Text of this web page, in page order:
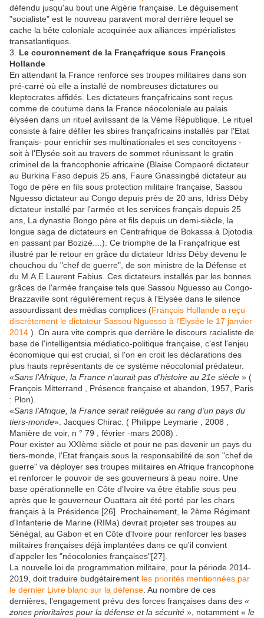
défendu jusqu'au bout une Algérie française. Le déguisement
"socialiste" est le nouveau paravent moral derrière lequel se
cache la bête coloniale acoquinée aux alliances impérialistes
transatlantiques.
3. Le couronnement de la Françafrique sous François
Hollande
En attendant la France renforce ses troupes militaires dans son
pré-carré où elle a installé de nombreuses dictatures ou
kleptocrates affidés. Les dictateurs françafricains sont reçus
comme de coutume dans la France néocoloniale au palais
élyséen dans un rituel avilissant de la Vème République. Le rituel
consiste à faire défiler les sbires françafricains installés par l'Etat
français- pour enrichir ses multinationales et ses concitoyens -
soit à l'Elysée soit au travers de sommet réunissant le gratin
criminel de la francophonie africaine (Blaise Compaoré dictateur
au Burkina Faso depuis 25 ans, Faure Gnassingbé dictateur au
Togo de père en fils sous protection militaire française, Sassou
Nguesso dictateur au Congo depuis près de 20 ans, Idriss Déby
dictateur installé par l'armée et les services français depuis 25
ans, La dynastie Bongo père et fils depuis un demi-siècle, la
longue saga de dictateurs en Centrafrique de Bokassa à Djotodia
en passant par Bozizé....). Ce triomphe de la Françafrique est
illustré par le retour en grâce du dictateur Idriss Déby devenu le
chouchou du "chef de guerre", de son ministre de la Défense et
du M.A.E Laurent Fabius. Ces dictateurs installés par les bonnes
grâces de l'armée française tels que Sassou Nguesso au Congo-
Brazzaville sont régulièrement reçus à l'Elysée dans le silence
assourdissant des médias complices (François Hollande a reçu
discrètement le dictateur Sassou Nguesso à l'Elysée le 17 janvier
2014 ). On aura vite compris que derrière le discours racialiste de
base de l'intelligentsia médiatico-politique française, c'est l'enjeu
économique qui est crucial, si l'on en croit les déclarations des
plus hauts représentants de ce système néocolonial prédateur.
«Sans l'Afrique, la France n'aurait pas d'histoire au 21e siècle » (
François Mitterrand , Présence française et abandon, 1957, Paris
: Plon).
«Sans l'Afrique, la France serait reléguée au rang d'un pays du
tiers-monde». Jacques Chirac. ( Philippe Leymarie , 2008 ,
Manière de voir, n ° 79 , février -mars 2008) .
Pour exister au XXIème siècle et pour ne pas devenir un pays du
tiers-monde, l'Etat français sous la responsabilité de son "chef de
guerre" va déployer ses troupes militaires en Afrique francophone
et renforcer le pouvoir de ses gouverneurs à peau noire. Une
base opérationnelle en Côte d'Ivoire va être établie sous peu
après que le gouverneur Ouattara ait été porté par les chars
français à la Présidence [26]. Prochainement, le 2ème Régiment
d'Infanterie de Marine (RIMa) devrait projeter ses troupes au
Sénégal, au Gabon et en Côte d'Ivoire pour renforcer les bases
militaires françaises déjà implantées dans ce qu'il convient
d'appeler les "néocolonies françaises"[27].
La nouvelle loi de programmation militaire, pour la période 2014-
2019, doit traduire budgétairement les priorités mentionnées par
le dernier Livre blanc sur la défense . Au nombre de ces
dernières, l’engagement prévu des forces françaises dans des «
zones prioritaires pour la défense et la sécurité », notamment « le